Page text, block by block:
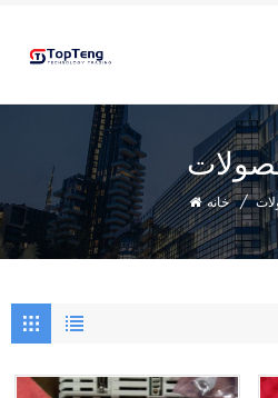
خانه /